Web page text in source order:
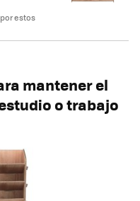
estos
mantener el
o trabajo